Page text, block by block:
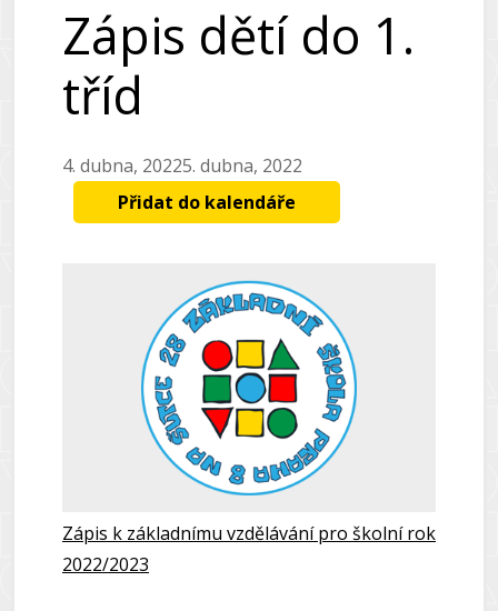
Zápis dětí do 1.
tříd
4. dubna, 20225. dubna, 2022
Přidat do kalendáře
Zápis k základnímu vzdělávání pro školní rok
2022/2023